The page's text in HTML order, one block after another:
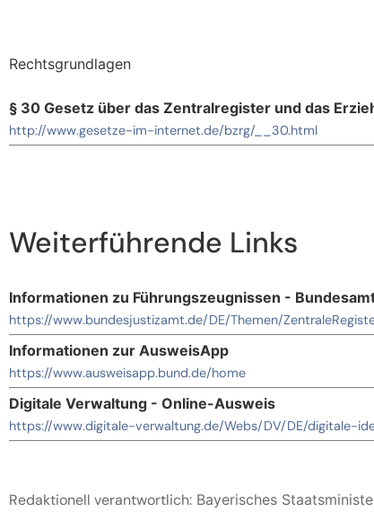
Rechtsgrundlagen
§ 30 Gesetz über das Zentralregister und das
http://www.gesetze-im-internet.de/bzrg/__30.html
Weiterführende Links
Informationen zu Führungszeugnissen -
https://www.bundesjustizamt.de/DE/Themen/
Informationen zur AusweisApp
https://www.ausweisapp.bund.de/home
Digitale Verwaltung - Online-Ausweis
https://www.digitale-verwaltung.de/Webs/DV/DE/digitale-
Redaktionell verantwortlich: Bayerisches